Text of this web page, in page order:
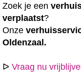
Zoek je een
verplaatst?
Onze
Oldenzaal.
ᐅVraag nu